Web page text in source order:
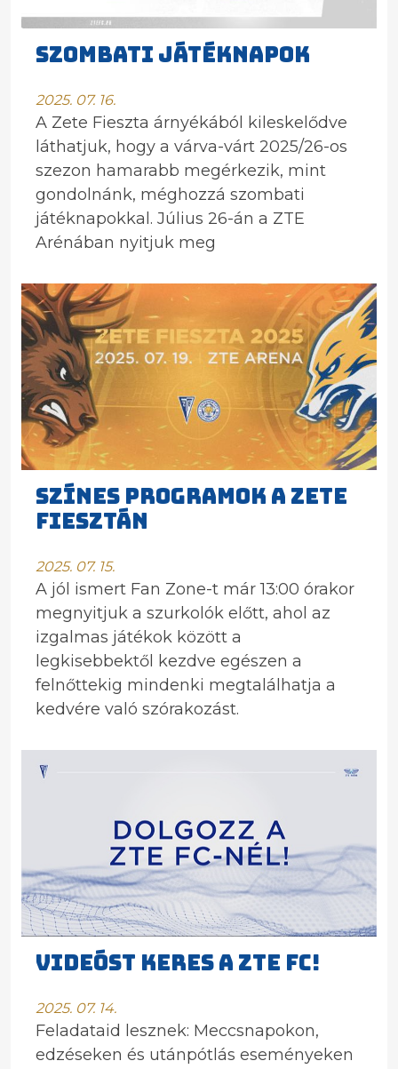
SZOMBATI JÁTÉKNAPOK
2025. 07. 16.
A Zete Fieszta árnyékából kileskelődve
láthatjuk, hogy a várva-várt 2025/26-os
szezon hamarabb megérkezik, mint
gondolnánk, méghozzá szombati
játéknapokkal. Július 26-án a ZTE
Arénában nyitjuk meg
SZÍNES PROGRAMOK A ZETE
FIESZTÁN
2025. 07. 15.
A jól ismert Fan Zone-t már 13:00 órakor
megnyitjuk a szurkolók előtt, ahol az
izgalmas játékok között a
legkisebbektől kezdve egészen a
felnőttekig mindenki megtalálhatja a
kedvére való szórakozást.
Videóst keres a ZTE FC!
2025. 07. 14.
Feladataid lesznek: Meccsnapokon,
edzéseken és utánpótlás eseményeken